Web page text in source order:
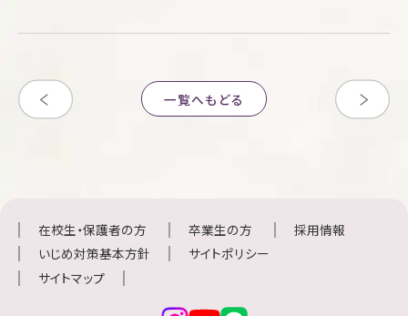
一覧へもどる
在校生・保護者の方 卒業生の方
採用情報
いじめ対策基本方針
サイトポリシー
サイトマップ